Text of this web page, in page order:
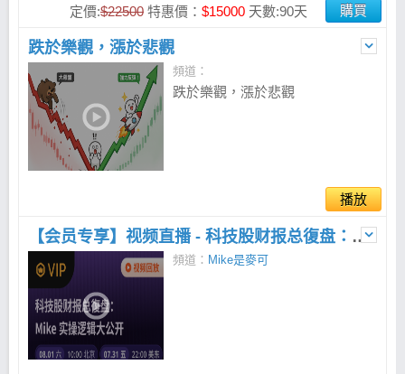
定價:$22500 特惠價： $15000 天數:90天 購買
跌於樂觀，漲於悲觀
頻道：
跌於樂觀，漲於悲觀
播放
【会员专享】视频直播 - 科技股财报总復盘： Mike 实操逻辑大公开
頻道： Mike是麥可